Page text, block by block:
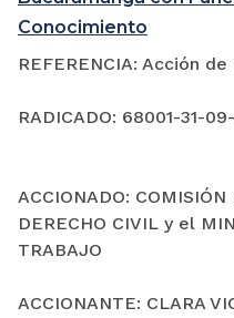
Conocimiento
REFERENCIA: Acción
RADICADO: 68001-31-
ACCIONADO:
DERECHO CIVIL y el
TRABAJO
ACCIONANTE: CLARA